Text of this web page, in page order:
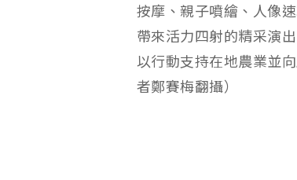
按摩、親子噴繪、人像
帶來活力四射的精采演
以行動支持在地農業並
者鄭賽梅翻攝）